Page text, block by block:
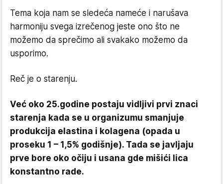
Tema koja nam se sledeća nameće i narušava
harmoniju svega izrečenog jeste ono što ne
možemo da sprečimo ali svakako možemo da
usporimo.
Reč je o starenju.
Već oko 25.godine postaju vidljivi prvi znaci
starenja kada se u organizumu smanjuje
produkcija elastina i kolagena (opada u
proseku 1 – 1,5% godišnje). Tada se javljaju
prve bore oko očiju i usana gde mišići lica
konstantno rade.